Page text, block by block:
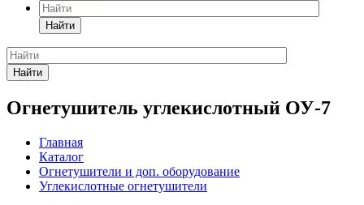
Найти
Найти
Огнетушитель углекислотный ОУ-7
Главная
Каталог
Огнетушители и доп. оборудование
Углекислотные огнетушители